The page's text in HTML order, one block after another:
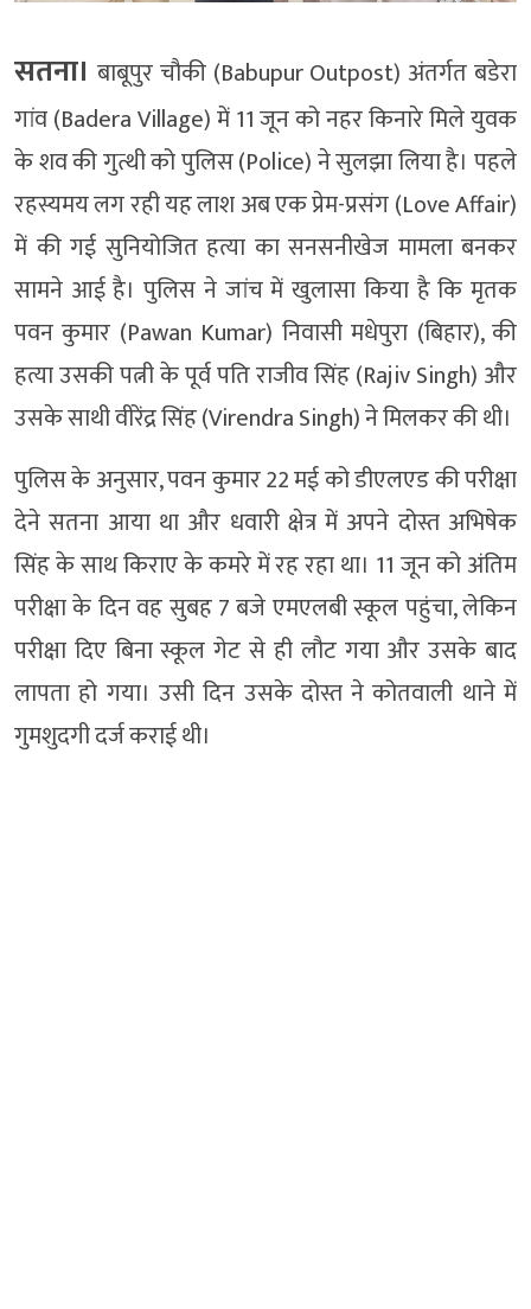
सतना। बाबूपुर चौकी (Babupur Outpost) अंतर्गत बडेरा
गांव (Badera Village) में 11 जून को नहर किनारे मिले युवक
के शव की गुत्थी को पुलिस (Police) ने सुलझा लिया है। पहले
रहस्यमय लग रही यह लाश अब एक प्रेम-प्रसंग (Love Affair)
में की गई सुनियोजित हत्या का सनसनीखेज मामला बनकर
सामने आई है। पुलिस ने जांच में खुलासा किया है कि मृतक
पवन कुमार (Pawan Kumar) निवासी मधेपुरा (बिहार), की
हत्या उसकी पत्नी के पूर्व पति राजीव सिंह (Rajiv Singh) और
उसके साथी वीरेंद्र सिंह (Virendra Singh) ने मिलकर की थी।
पुलिस के अनुसार, पवन कुमार 22 मई को डीएलएड की परीक्षा
देने सतना आया था और धवारी क्षेत्र में अपने दोस्त अभिषेक
सिंह के साथ किराए के कमरे में रह रहा था। 11 जून को अंतिम
परीक्षा के दिन वह सुबह 7 बजे एमएलबी स्कूल पहुंचा, लेकिन
परीक्षा दिए बिना स्कूल गेट से ही लौट गया और उसके बाद
लापता हो गया। उसी दिन उसके दोस्त ने कोतवाली थाने में
गुमशुदगी दर्ज कराई थी।